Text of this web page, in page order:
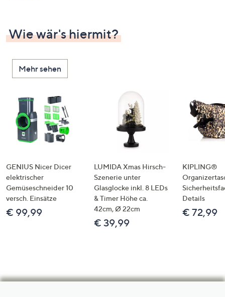
Wie wär's hiermit?
Mehr sehen
GENIUS Nicer Dicer
elektrischer
Gemüseschneider 10
versch. Einsätze
€ 99,99
LUMIDA Xmas Hirsch-
Szenerie unter
Glasglocke inkl. 8 LEDs
& Timer Höhe ca.
42cm, Ø 22cm
€ 39,99
KIPLING®
Details
€ 72,99